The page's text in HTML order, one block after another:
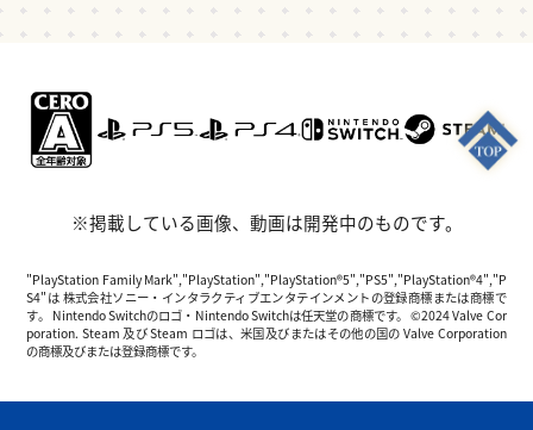
※掲載している画像、動画は開発中のものです。
"PlayStation Family Mark","PlayStation","PlayStation®5","PS5","PlayStation®4","P
S4"は 株式会社ソニー・インタラクティブエンタテインメントの登録商標または商標で
す。 Nintendo Switchのロゴ・Nintendo Switchは任天堂の商標です。 ©2024 Valve Cor
poration. Steam 及び Steam ロゴは、米国及びまたはその他の国の Valve Corporation
の商標及びまたは登録商標です。